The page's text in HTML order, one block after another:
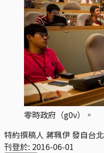
零時政府（g0v）。
特約撰稿人 蔣珮伊 發自台北
刊登於: 2016-06-01